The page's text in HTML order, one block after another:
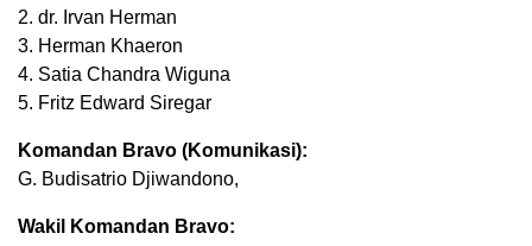
2. dr. Irvan Herman
3. Herman Khaeron
4. Satia Chandra Wiguna
5. Fritz Edward Siregar
Komandan Bravo (Komunikasi):
G. Budisatrio Djiwandono,
Wakil Komandan Bravo: